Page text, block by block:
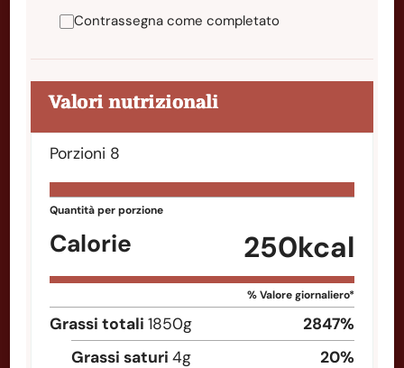
Contrassegna come completato
Valori nutrizionali
Porzioni 8
Quantità per porzione
Calorie 250kcal
% Valore giornaliero*
Grassi totali 1850g 2847%
Grassi saturi 4g 20%